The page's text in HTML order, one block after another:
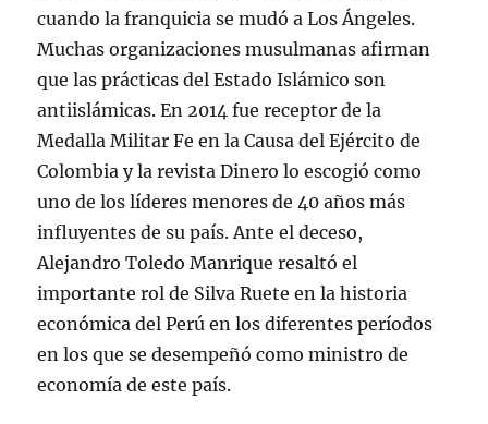
cuando la franquicia se mudó a Los Ángeles.
Muchas organizaciones musulmanas afirman
que las prácticas del Estado Islámico son
antiislámicas. En 2014 fue receptor de la
Medalla Militar Fe en la Causa del Ejército de
Colombia y la revista Dinero lo escogió como
uno de los líderes menores de 40 años más
influyentes de su país. Ante el deceso,
Alejandro Toledo Manrique resaltó el
importante rol de Silva Ruete en la historia
económica del Perú en los diferentes períodos
en los que se desempeñó como ministro de
economía de este país.